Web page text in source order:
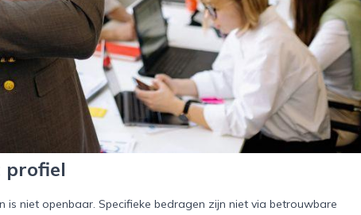
profiel
is niet openbaar. Specifieke bedragen zijn niet via betrouwbare